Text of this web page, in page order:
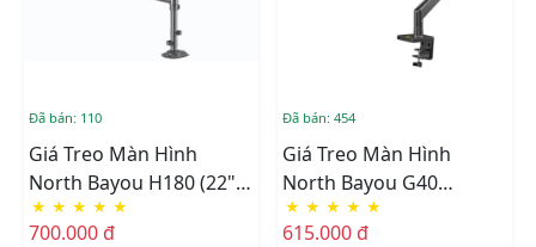
Đã bán: 110
Giá Treo Màn Hình
North Bayou H180 (22" -
32")
★ ★ ★ ★ ★
700.000 đ
Đã bán: 454
Giá Treo Màn Hình
North Bayou G40
(22"-40")
★ ★ ★ ★ ★
615.000 đ